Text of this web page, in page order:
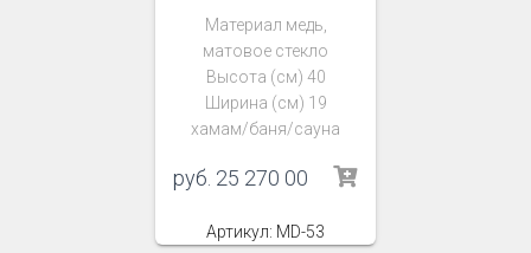
Материал медь,
матовое стекло
Высота (см) 40
Ширина (см) 19
хамам/баня/сауна
руб. 25 270 00
Артикул: MD-53